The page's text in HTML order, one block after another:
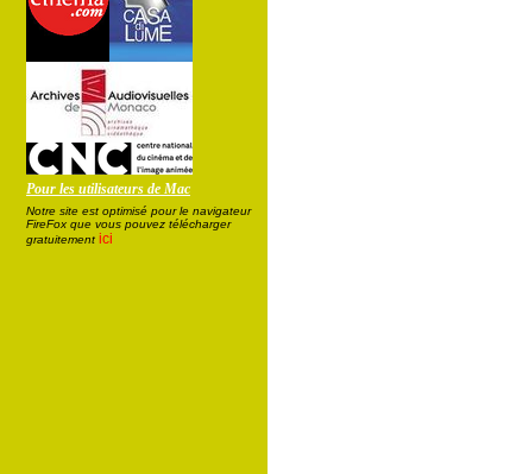
Pour les utilisateurs de Mac
Notre site est optimisé pour le navigateur
FireFox que vous pouvez télécharger
gratuitement ici